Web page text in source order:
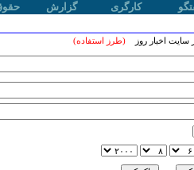
کارگری گزارش
سایت اخبار روز(طرز استفاده)